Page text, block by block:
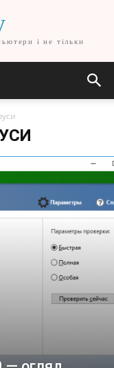
і не тільки